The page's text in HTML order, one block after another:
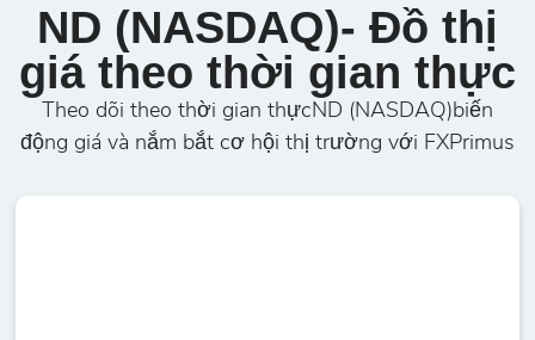
ND (NASDAQ)- Đồ thị
giá theo thời gian thực
Theo dõi theo thời gian thựcND (NASDAQ)biến
động giá và nắm bắt cơ hội thị trường với FXPrimus